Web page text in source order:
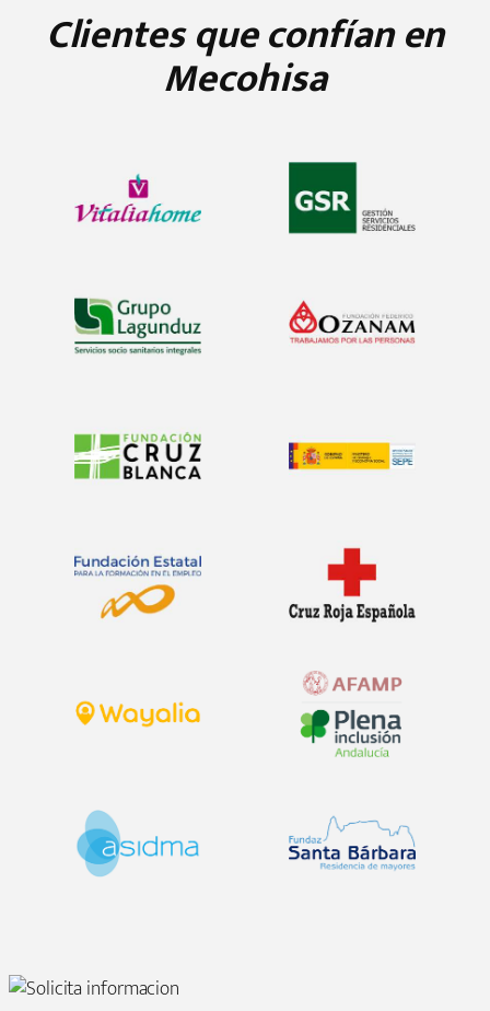
Clientes que confían en
Mecohisa